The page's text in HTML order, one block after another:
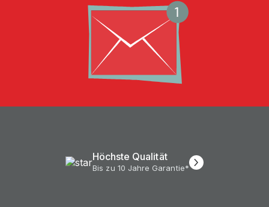
Kauf auf Rechnung
Ab der ersten Bestellung